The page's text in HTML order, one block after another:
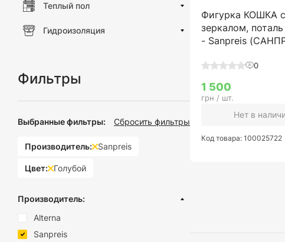
Теплый пол
Гидроизоляция
Фильтры
Выбранные фильтры: Сбросить фильтры
Производитель: Sanpreis
Цвет: Голубой
Производитель:
Alterna
Sanpreis
Фигурка КОШКА с
зеркалом,
- Sanpreis
0
1 500
грн / шт.
Нет в
Код товара: 100025722